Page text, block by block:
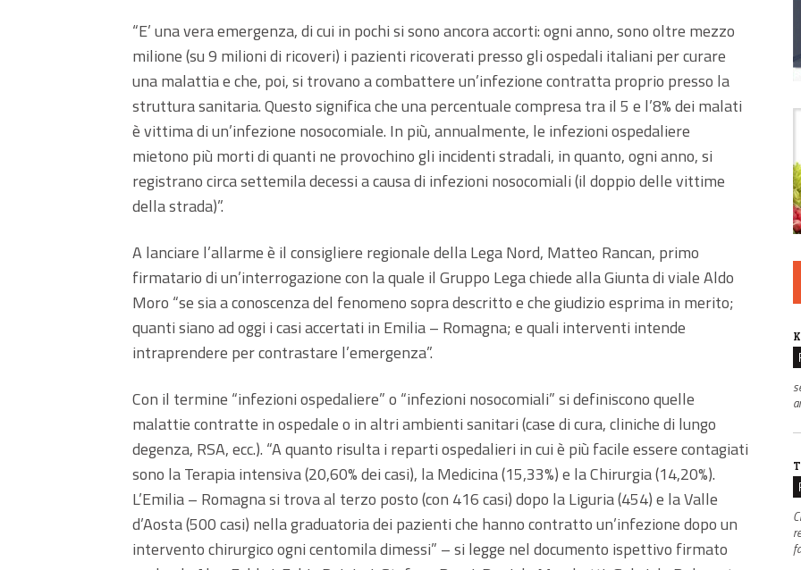
“E’ una vera emergenza, di cui in pochi si sono ancora accorti: ogni anno, sono oltre mezzo
milione (su 9 milioni di ricoveri) i pazienti ricoverati presso gli ospedali italiani per curare
una malattia e che, poi, si trovano a combattere un’infezione contratta proprio presso la
struttura sanitaria. Questo significa che una percentuale compresa tra il 5 e l’8% dei malati
è vittima di un’infezione nosocomiale. In più, annualmente, le infezioni ospedaliere
mietono più morti di quanti ne provochino gli incidenti stradali, in quanto, ogni anno, si
registrano circa settemila decessi a causa di infezioni nosocomiali (il doppio delle vittime
della strada)”.
A lanciare l’allarme è il consigliere regionale della Lega Nord, Matteo Rancan, primo
firmatario di un’interrogazione con la quale il Gruppo Lega chiede alla Giunta di viale Aldo
Moro “se sia a conoscenza del fenomeno sopra descritto e che giudizio esprima in merito;
quanti siano ad oggi i casi accertati in Emilia – Romagna; e quali interventi intende
intraprendere per contrastare l’emergenza”.
Con il termine “infezioni ospedaliere” o “infezioni nosocomiali” si definiscono quelle
malattie contratte in ospedale o in altri ambienti sanitari (case di cura, cliniche di lungo
degenza, RSA, ecc.). “A quanto risulta i reparti ospedalieri in cui è più facile essere contagiati
sono la Terapia intensiva (20,60% dei casi), la Medicina (15,33%) e la Chirurgia (14,20%).
L’Emilia – Romagna si trova al terzo posto (con 416 casi) dopo la Liguria (454) e la Valle
d’Aosta (500 casi) nella graduatoria dei pazienti che hanno contratto un’infezione dopo un
intervento chirurgico ogni centomila dimessi” – si legge nel documento ispettivo firmato